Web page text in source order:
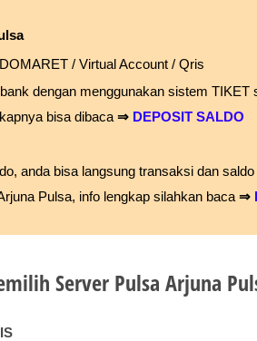
/ Virtual Account / Qris
dengan menggunakan sistem
bisa dibaca ⇒ DEPOSIT SALDO
anda bisa langsung transaksi dan
Pulsa, info lengkap silahkan baca ⇒
Server Pulsa Arjuna